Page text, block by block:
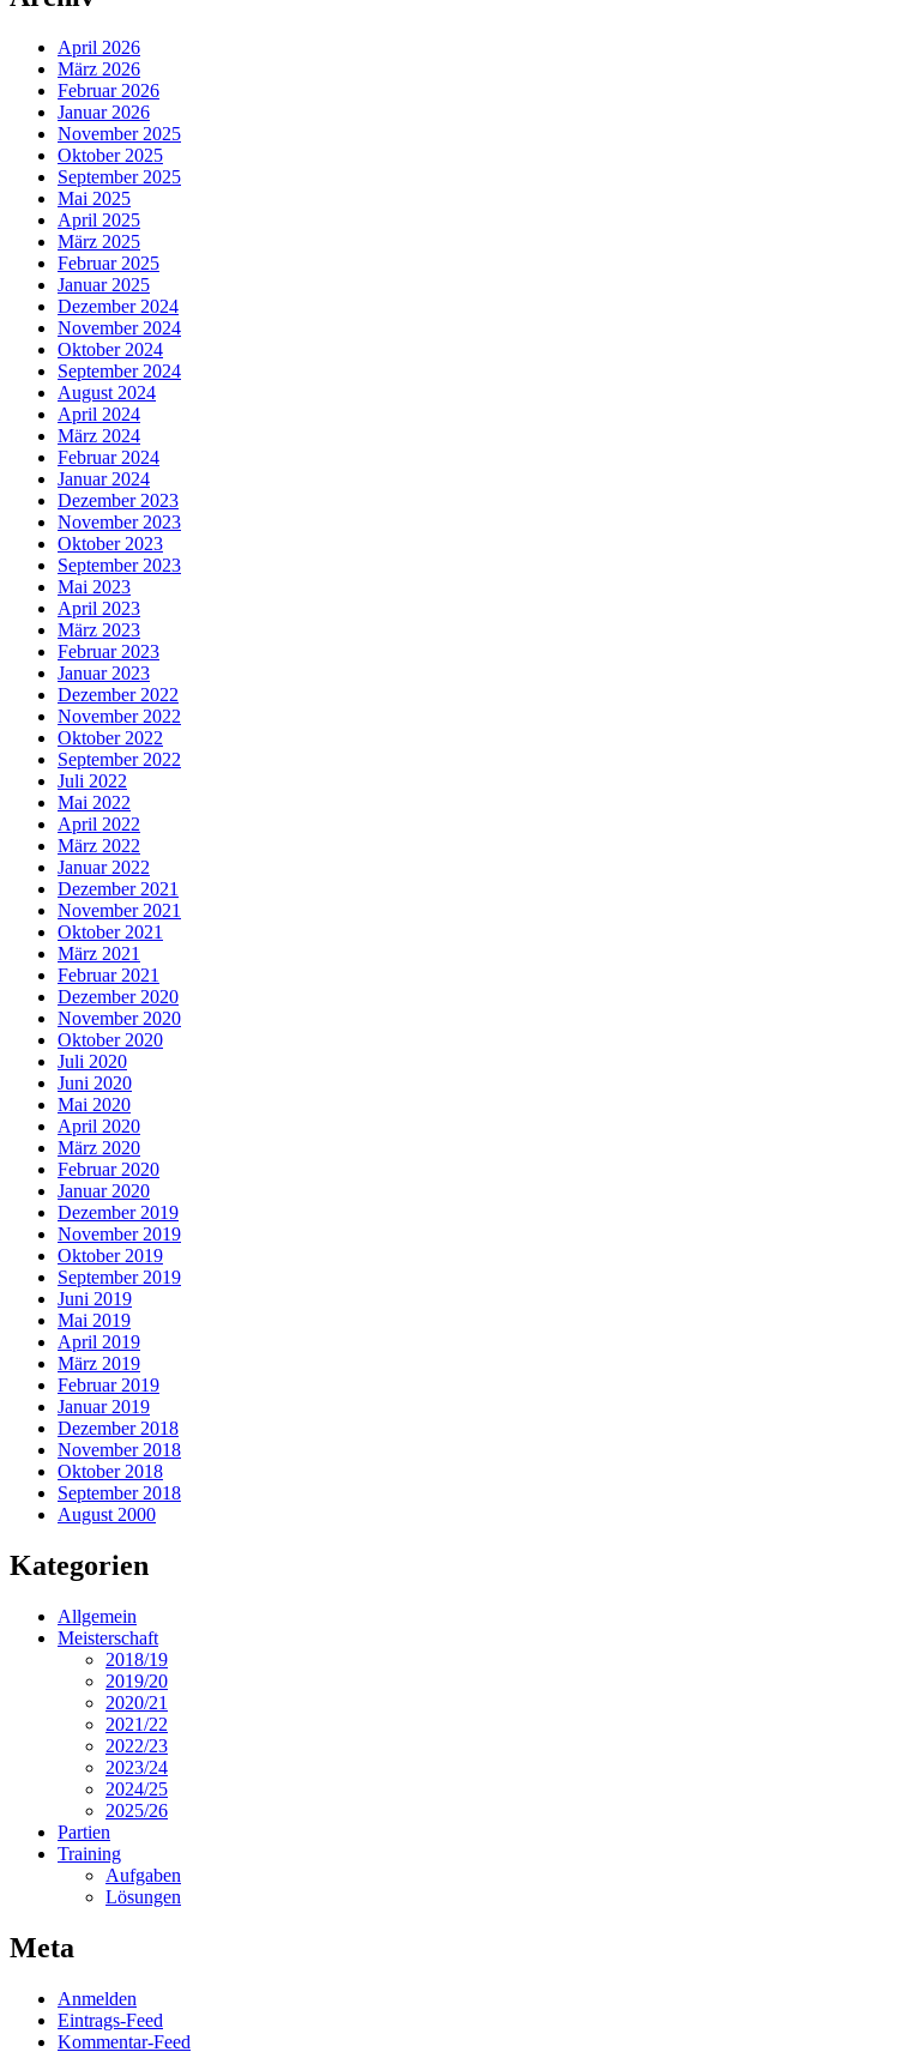
April 2026
März 2026
Februar 2026
Januar 2026
November 2025
Oktober 2025
September 2025
Mai 2025
April 2025
März 2025
Februar 2025
Januar 2025
Dezember 2024
November 2024
Oktober 2024
September 2024
August 2024
April 2024
März 2024
Februar 2024
Januar 2024
Dezember 2023
November 2023
Oktober 2023
September 2023
Mai 2023
April 2023
März 2023
Februar 2023
Januar 2023
Dezember 2022
November 2022
Oktober 2022
September 2022
Juli 2022
Mai 2022
April 2022
März 2022
Januar 2022
Dezember 2021
November 2021
Oktober 2021
März 2021
Februar 2021
Dezember 2020
November 2020
Oktober 2020
Juli 2020
Juni 2020
Mai 2020
April 2020
März 2020
Februar 2020
Januar 2020
Dezember 2019
November 2019
Oktober 2019
September 2019
Juni 2019
Mai 2019
April 2019
März 2019
Februar 2019
Januar 2019
Dezember 2018
November 2018
Oktober 2018
September 2018
August 2000
Kategorien
Allgemein
Meisterschaft
2018/19
2019/20
2020/21
2021/22
2022/23
2023/24
2024/25
2025/26
Partien
Training
Aufgaben
Lösungen
Meta
Anmelden
Eintrags-Feed
Kommentar-Feed